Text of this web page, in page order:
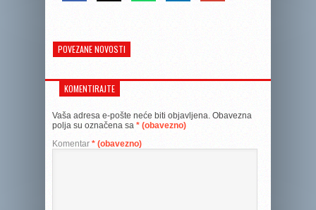
POVEZANE NOVOSTI
KOMENTIRAJTE
Vaša adresa e-pošte neće biti objavljena. Obavezna
polja su označena sa * (obavezno)
Komentar * (obavezno)